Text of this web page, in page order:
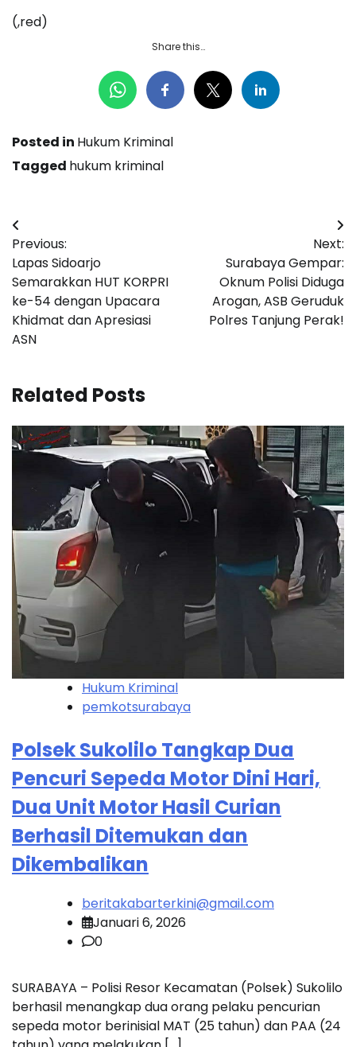
(,red)
Share this…
Posted in Hukum Kriminal
Tagged hukum kriminal
Navigasi
pos
Previous:
Lapas Sidoarjo
Semarakkan HUT KORPRI
ke-54 dengan Upacara
Khidmat dan Apresiasi
ASN
Next:
Surabaya Gempar:
Oknum Polisi Diduga
Arogan, ASB Geruduk
Polres Tanjung Perak!
Related Posts
Hukum Kriminal
pemkotsurabaya
Polsek Sukolilo Tangkap Dua
Pencuri Sepeda Motor Dini Hari,
Dua Unit Motor Hasil Curian
Berhasil Ditemukan dan
Dikembalikan
beritakabarterkini@gmail.com
Januari 6, 2026
0
SURABAYA – Polisi Resor Kecamatan (Polsek) Sukolilo
berhasil menangkap dua orang pelaku pencurian
sepeda motor berinisial MAT (25 tahun) dan PAA (24